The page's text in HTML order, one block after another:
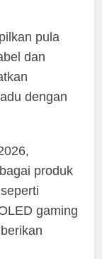
pula
dan
dengan
produk
gaming